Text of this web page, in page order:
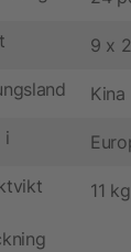
9 x
Kina
i
11 kg